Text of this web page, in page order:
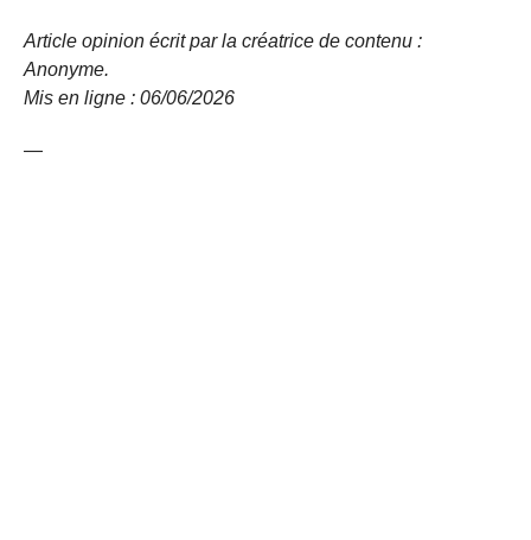
Article opinion écrit par la créatrice de contenu :
Anonyme.
Mis en ligne : 06/06/2026
—